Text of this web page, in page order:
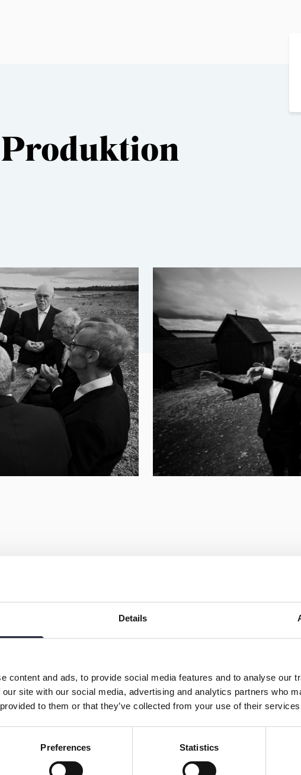
Details
content and ads, to provide social media features and to analyse our
site with our social media, advertising and analytics partners who
to them or that they’ve collected from your use of their
Preferences Statistics
filmbolag drivet av producenten
prisvinnande film, konstnärliga
Gotland, med fokus på
grundat och drivet av
och producerar film, konstnärliga projekt och
det lokala och internationella kulturlivet.
och långfilmer, däribland dans- och konstfilmen
filmworkshopen och festivalen
arbetar Hjärta Nikki för att skapa möten mellan